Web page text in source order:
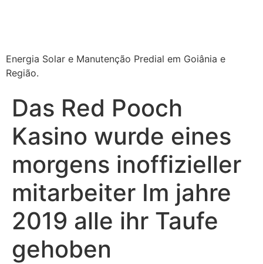
Energia Solar e Manutenção Predial em Goiânia e
Região.
Das Red Pooch
Kasino wurde eines
morgens inoffizieller
mitarbeiter Im jahre
2019 alle ihr Taufe
gehoben